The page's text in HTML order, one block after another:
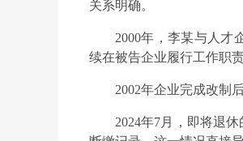
关系明确。
2000年，李某与人才
续在被告企业履行工作职
2002年企业完成改制
2024年7月，即将退